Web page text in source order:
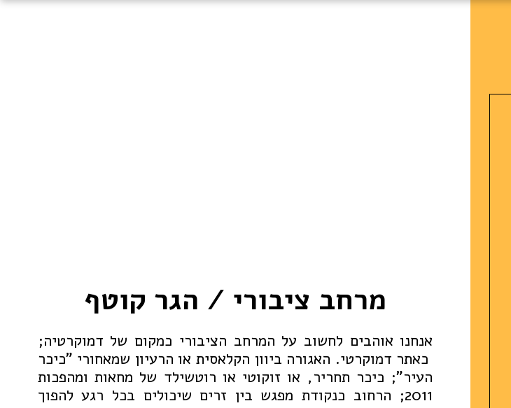
מרחב ציבורי / הגר קוטף
אנחנו אוהבים לחשוב על המרחב הציבורי כמקום של דמוקרטיה;
כאתר דמוקרטי. האגורה ביוון הקלאסית או הרעיון שמאחורי "כיכר
העיר"; כיכר תחריר, או זוקוטי או רוטשילד של מחאות ומהפכות
2011; הרחוב כנקודת מפגש בין זרים שיכולים בכל רגע להפוך